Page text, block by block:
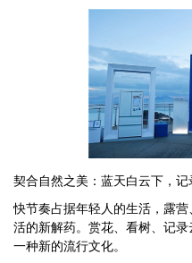
契合自然之美：蓝天白云下，
快节奏占据年轻人的生活，露
活的新解药。赏花、看树、记
一种新的流行文化。